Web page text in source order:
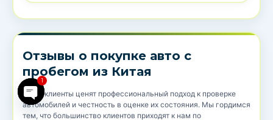
Отзывы о покупке авто с
пробегом из Китая
Наши клиенты ценят профессиональный подход к проверке
автомобилей и честность в оценке их состояния. Мы гордимся
тем, что большинство клиентов приходят к нам по
Open chaty
1